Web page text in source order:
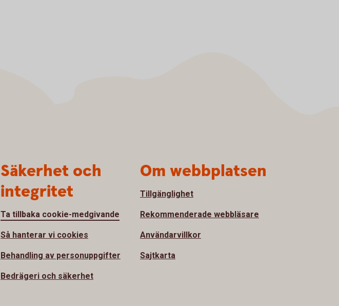
Säkerhet och
integritet
Ta tillbaka cookie-medgivande
Så hanterar vi cookies
Behandling av personuppgifter
Bedrägeri och säkerhet
Om webbplatsen
Tillgänglighet
Rekommenderade webbläsare
Användarvillkor
Sajtkarta